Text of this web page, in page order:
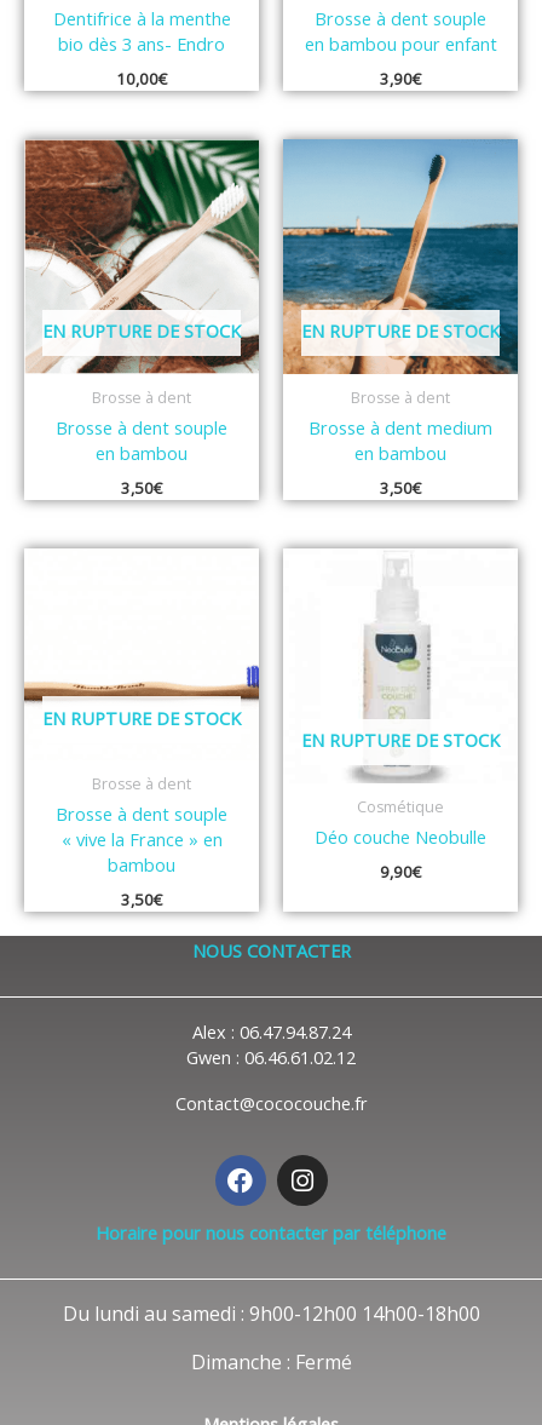
Dentifrice à la menthe
bio dès 3 ans- Endro
10,00€
Brosse à dent souple
en bambou pour enfant
3,90€
EN RUPTURE DE STOCK
Brosse à dent
Brosse à dent souple
en bambou
3,50€
EN RUPTURE DE STOCK
Brosse à dent
Brosse à dent medium
en bambou
3,50€
EN RUPTURE DE STOCK
Brosse à dent
Brosse à dent souple
« vive la France » en
bambou
3,50€
EN RUPTURE DE STOCK
Cosmétique
Déo couche Neobulle
9,90€
NOUS CONTACTER
Alex : 06.47.94.87.24
Gwen : 06.46.61.02.12
Contact@cococouche.fr
F
a
c
e
o
I
n
s
t
r
m
Horaire pour nous contacter par téléphone
Du lundi au samedi : 9h00-12h00 14h00-18h00
Dimanche : Fermé